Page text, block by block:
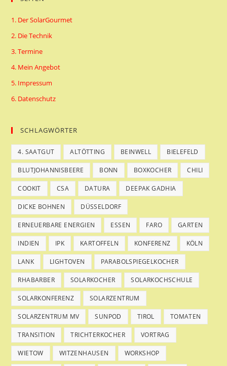
1. Der SolarGourmet
2. Die Technik
3. Termine
4. Mein Angebot
5. Impressum
6. Datenschutz
SCHLAGWÖRTER
4. SAATGUT ALTÖTTING BEINWELL BIELEFELD
BLUTJOHANNISBEERE BONN BOXKOCHER CHILI
COOKIT CSA DATURA DEEPAK GADHIA
DICKE BOHNEN DÜSSELDORF
ERNEUERBARE ENERGIEN ESSEN FARO GARTEN
INDIEN IPK KARTOFFELN KONFERENZ KÖLN
LANK LIGHTOVEN PARABOLSPIEGELKOCHER
RHABARBER SOLARKOCHER SOLARKOCHSCHULE
SOLARKONFERENZ SOLARZENTRUM
SOLARZENTRUM MV SUNPOD TIROL TOMATEN
TRANSITION TRICHTERKOCHER VORTRAG
WIETOW WITZENHAUSEN WORKSHOP